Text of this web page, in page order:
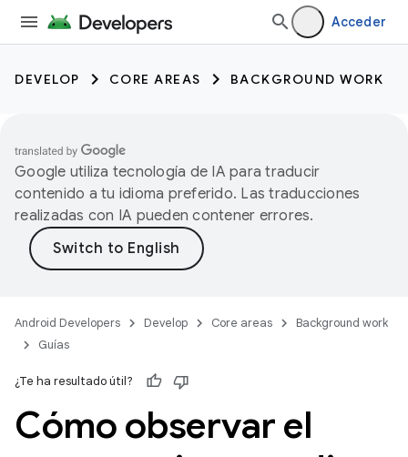
Acceder
DEVELOP CORE AREAS BACKGROUND WORK
Google utiliza tecnología de IA para traducir
contenido a tu idioma preferido. Las traducciones
realizadas con IA pueden contener errores.
Android Developers Develop Core areas
Background work
Guías
¿Te ha resultado útil?
Cómo observar el